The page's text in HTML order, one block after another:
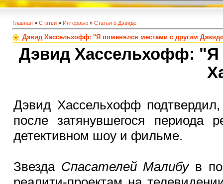
Главная » Статьи » Интервью » Статьи о Дэвиде
Дэвид Хассельхофф: "Я поменялся местами с другим
Дэвид Хассельхофф: "Я
Дэвид Хассельхофф
после затянувшегося
детективном шоу и фильме.
Звезда Спасателей Малибув